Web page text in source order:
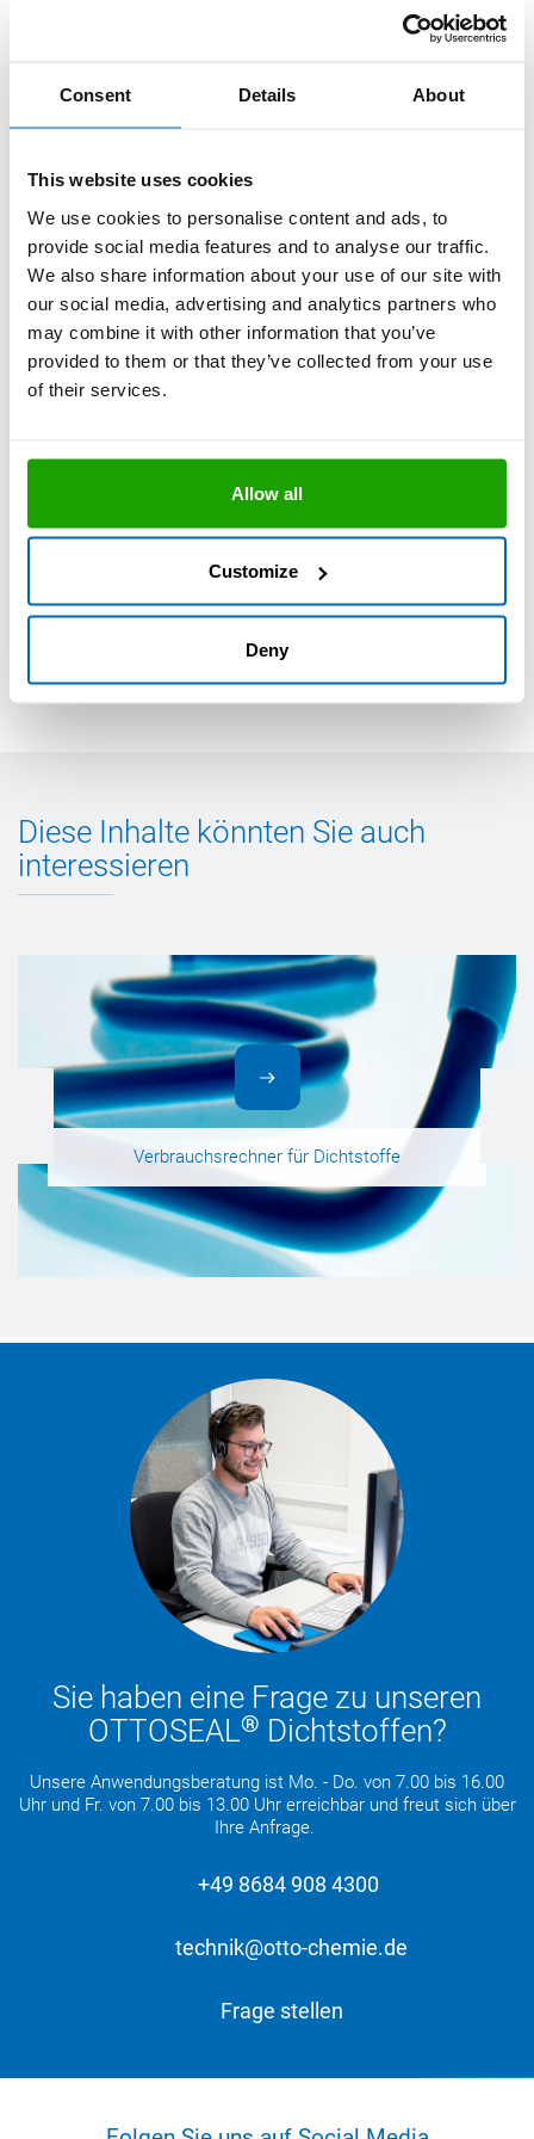
Consent Details About
This website uses cookies
We use cookies to personalise content and ads, to
provide social media features and to analyse our traffic.
We also share information about your use of our site with
our social media, advertising and analytics partners who
may combine it with other information that you’ve
provided to them or that they’ve collected from your use
of their services.
Allow all
Customize
Deny
Vermeidung von Ausblühungen
Ausblühungen können aber auch bereits im Vorab vermieden
werden, indem neutralvernetzenden Silikon-Dichtstoffe für die
Verfugung eingesetzt werden. Denn dadurch wird die oben
beschriebene Neutralisationsreaktion erst gar nicht ausgelöst,
so dass auch keine Ausblühungen an den Fugen entstehen.
OTTOSEAL®Sortiment an neutralvernetzenden
Silikon-Dichtstoffen
Das Premium-Bau-Silikon
Sehr gute Haftung auf vielen
Technisches Datenblatt
Diese Inhalte könnten Sie auch
interessieren
Verbrauchsrechner für Dichtstoffe
Sie haben eine Frage zu unseren
OTTOSEAL® Dichtstoffen?
Unsere Anwendungsberatung ist Mo. - Do. von 7.00 bis 16.00
Uhr und Fr. von 7.00 bis 13.00 Uhr erreichbar und freut sich über
Ihre Anfrage.
+49 8684 908 4300
technik@otto-chemie.de
Frage stellen